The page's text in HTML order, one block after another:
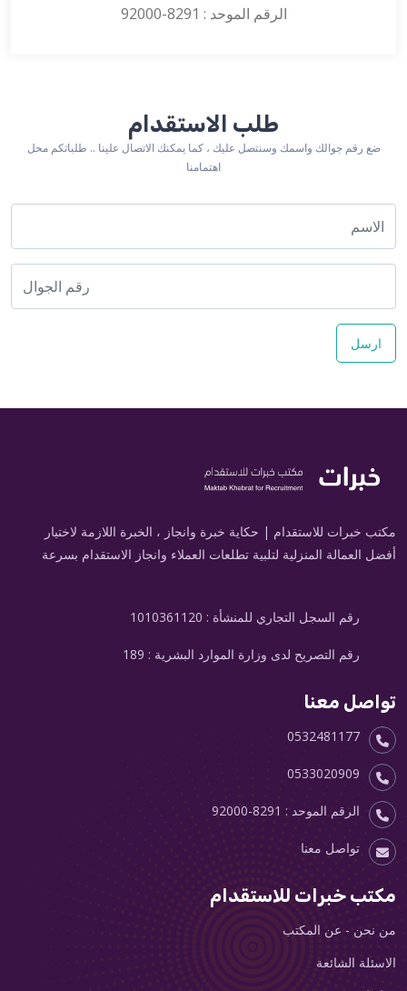
الرقم الموحد : ‎92000-8291
طلب الاستقدام
ضع رقم جوالك واسمك وسنتصل عليك ، كما يمكنك الاتصال علينا .. طلباتكم محل
اهتمامنا
ارسل
مكتب خبرات للاستقدام | حكاية خبرة وانجاز ، الخبرة اللازمة لاختيار
أفضل العمالة المنزلية لتلبية تطلعات العملاء وانجاز الاستقدام بسرعة
رقم السجل التجاري للمنشأة : 1010361120
رقم التصريح لدى وزارة الموارد البشرية : 189
تواصل معنا
0532481177
0533020909
الرقم الموحد : 92000-8291
تواصل معنا
مكتب خبرات للاستقدام
من نحن - عن المكتب
الاسئلة الشائعة